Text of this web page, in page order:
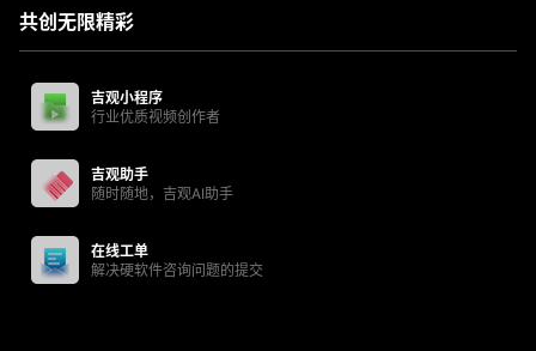
共创无限精彩
吉观小程序
行业优质视频创作者
吉观助手
随时随地，吉观AI助手
在线工单
解决硬软件咨询问题的提交